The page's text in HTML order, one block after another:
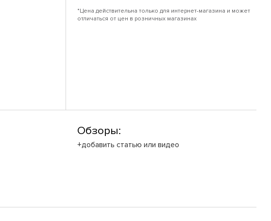
*Цена действительна только для интернет-магазина и может
отличаться от цен в розничных магазинах
Обзоры:
+добавить статью или видео